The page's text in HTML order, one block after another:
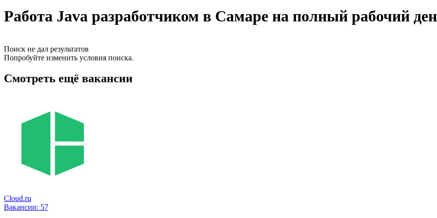
Работа Java разработчиком в Самаре на полный рабочий
Поиск не дал результатов
Попробуйте изменить условия поиска.
Смотреть ещё вакансии
Cloud.ru
Вакансии: 57